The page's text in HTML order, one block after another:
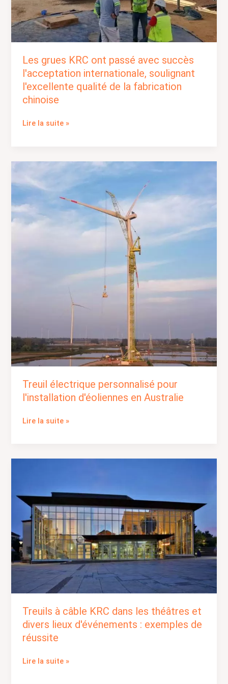
Les grues KRC ont passé avec succès
l'acceptation internationale, soulignant
l'excellente qualité de la fabrication
chinoise
fabrication
chinoise
Lire la suite »
Treuil électrique personnalisé pour
l'installation d'éoliennes en Australie
personnalisé
pour
l'installation
d'éoliennes
Australie
Lire la suite »
Treuils à câble KRC dans les théâtres et
divers lieux d'événements : exemples de
réussite
KRC
dans
les
théâtres
et
divers
lieux
d'événements
:
de
réussite
Lire la suite »